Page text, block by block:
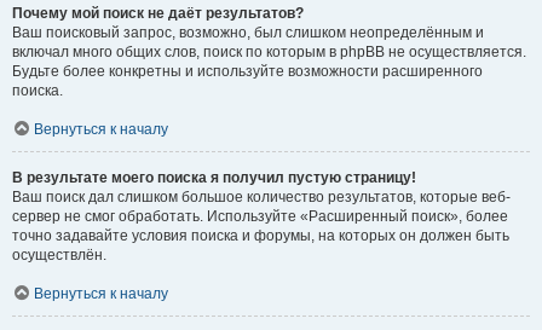
Почему мой поиск не даёт результатов?
Ваш поисковый запрос, возможно, был слишком неопределённым и
включал много общих слов, поиск по которым в phpBB не осуществляется.
Будьте более конкретны и используйте возможности расширенного
поиска.
Вернуться к началу
В результате моего поиска я получил пустую страницу!
Ваш поиск дал слишком большое количество результатов, которые веб-
сервер не смог обработать. Используйте «Расширенный поиск», более
точно задавайте условия поиска и форумы, на которых он должен быть
осуществлён.
Вернуться к началу